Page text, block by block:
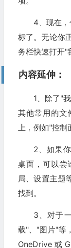
4、现在
标了。无论你
务栏快速打开"
内容延伸：
1、除了"
其他常用的文
上，例如"控制
2、如果
桌面，可以尝
局、设置主题
找到。
3、对于
载"、"图片"等
OneDrive 或